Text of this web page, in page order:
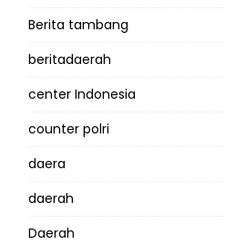
Berita tambang
beritadaerah
center Indonesia
counter polri
daera
daerah
Daerah